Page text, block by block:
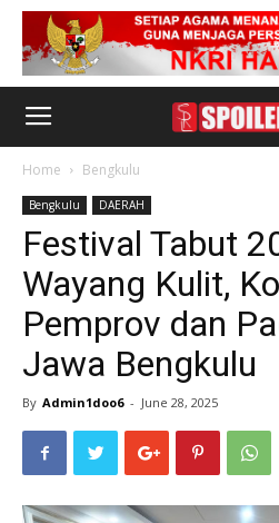
Home Bengkulu
Bengkulu DAERAH
Festival Tabut
Wayang Kulit,
Pemprov dan
Jawa Bengkulu
By Admin1doo6 - June 28, 2025